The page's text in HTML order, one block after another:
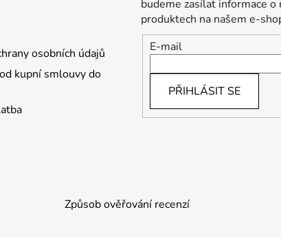
osobních údajů
kupní smlouvy do
budeme zasílat informace o
produktech na našem e-
E-mail
PŘIHLÁSIT SE
Způsob ověřování recenzí